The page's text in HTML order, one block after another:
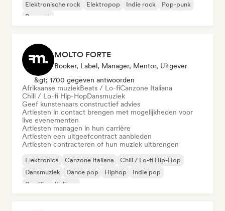
Elektronische rock
Elektropop Indie rock
Pop-punk
Poprock
MOLTO FORTE
Booker, Label, Manager, Mentor, Uitgever
&gt; 1700 gegeven antwoorden
Afrikaanse muziekBeats / Lo-fiCanzone Italiana
Chill / Lo-fi Hip-HopDansmuziek
Geef kunstenaars constructief advies
Artiesten in contact brengen met mogelijkheden voor
live evenementen
Artiesten managen in hun carrière
Artiesten een uitgeefcontract aanbieden
Artiesten contracteren of hun muziek uitbrengen
Elektronica Canzone Italiana
Chill / Lo-fi Hip-Hop
Dansmuziek
Dance pop Hiphop
Indie pop
Rap/Trap Italiano